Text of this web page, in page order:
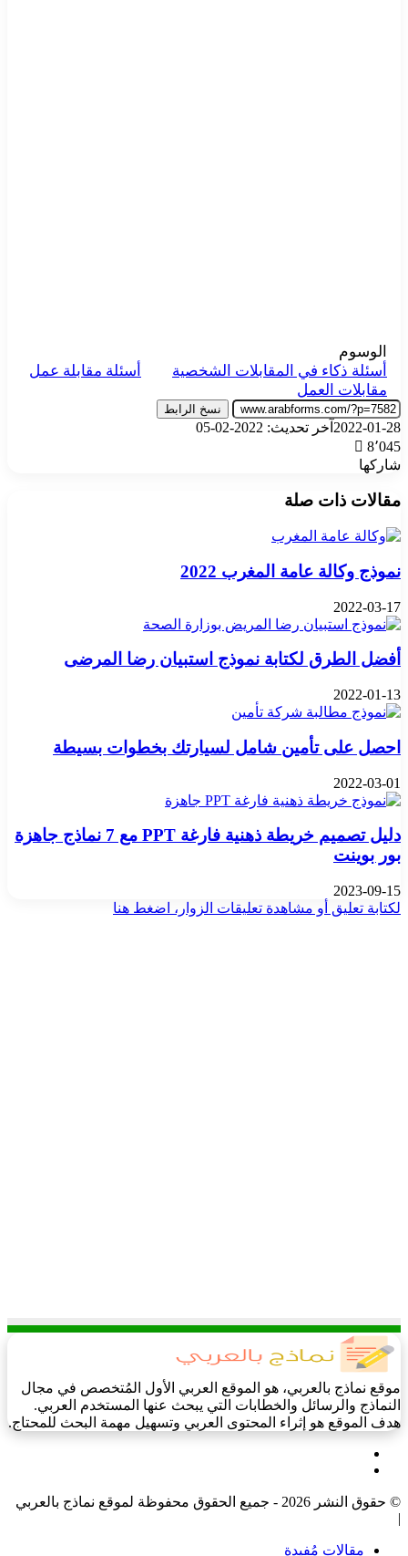
الوسوم
أسئلة ذكاء في المقابلات الشخصية
أسئلة مقابلة عمل
مقابلات العمل
نسخ الرابط
2022-01-28 آخر تحديث: 2022-02-05
8٬045
شاركها
مقالات ذات صلة
نموذج وكالة عامة المغرب 2022
2022-03-17
أفضل الطرق لكتابة نموذج استبيان رضا المرضى
2022-01-13
احصل على تأمين شامل لسيارتك بخطوات بسيطة
2022-03-01
دليل تصميم خريطة ذهنية فارغة PPT مع 7 نماذج جاهزة
بور بوينت
2023-09-15
لكتابة تعليق أو مشاهدة تعليقات الزوار، اضغط هنا
موقع نماذج بالعربي، هو الموقع العربي الأول المُتخصص في مجال
النماذج والرسائل والخطابات التي يبحث عنها المستخدم العربي.
هدف الموقع هو إثراء المحتوى العربي وتسهيل مهمة البحث للمحتاج.
© حقوق النشر 2026 - جميع الحقوق محفوظة لموقع نماذج بالعربي
|
مقالات مُفيدة